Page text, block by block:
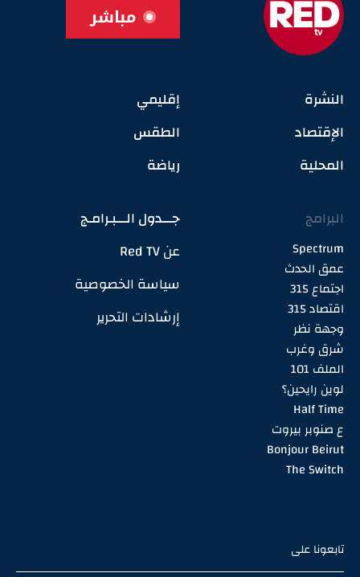
مباشر
النشرة
الإقتصاد
المحلية
إقليمي
الطقس
رياضة
البرامج
Spectrum
عمق الحدث
اجتماع 315
اقتصاد 315
وجهة نظر
شرق وغرب
الملف 101
لوين رايحين؟
Half Time
ع صنوبر بيروت
Bonjour Beirut
The Switch
جـــدول الـــبـرامـج
عن Red TV
سياسة الخصوصية
إرشادات التحرير
تابعونا على